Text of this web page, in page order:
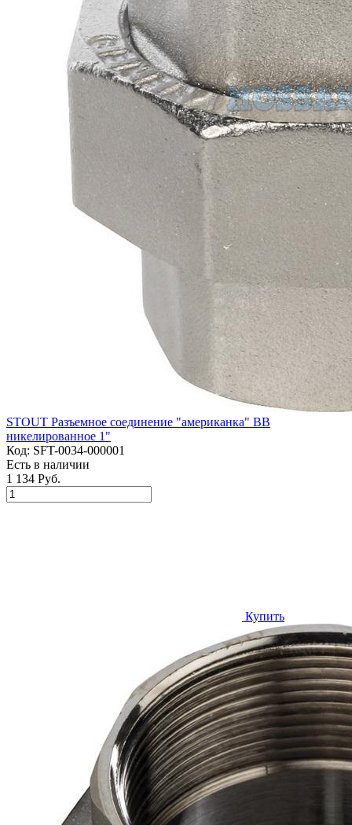
STOUT Разъемное соединение "американка" ВВ
никелированное 1"
Код: SFT-0034-000001
Есть в наличии
1 134 Руб.
Купить